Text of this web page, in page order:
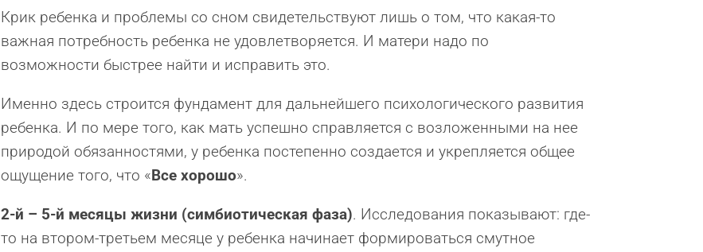
Крик ребенка и проблемы со сном свидетельствуют лишь о том, что какая-то
важная потребность ребенка не удовлетворяется. И матери надо по
возможности быстрее найти и исправить это.
Именно здесь строится фундамент для дальнейшего психологического развития
ребенка. И по мере того, как мать успешно справляется с возложенными на нее
природой обязанностями, у ребенка постепенно создается и укрепляется общее
ощущение того, что «Все хорошо».
2-й – 5-й месяцы жизни (симбиотическая фаза). Исследования показывают: где-
то на втором-третьем месяце у ребенка начинает формироваться смутное